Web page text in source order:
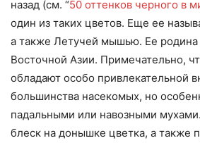
назад (см. “50 оттенков черного в
один из таких цветов. Еще ее
а также Летучей мышью. Ее
Восточной Азии. Примечательно,
обладают особо привлекательной
большинства насекомых, но
падальными или навозными
блеск на донышке цветка, а также